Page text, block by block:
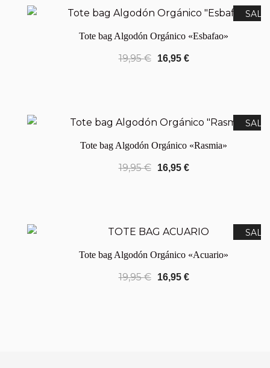
SALE
Tote bag Algodón Orgánico «Esbafao»
19,95€ 16,95 €
SALE
Tote bag Algodón Orgánico «Rasmia»
19,95€ 16,95 €
SALE
Tote bag Algodón Orgánico «Acuario»
19,95€ 16,95 €